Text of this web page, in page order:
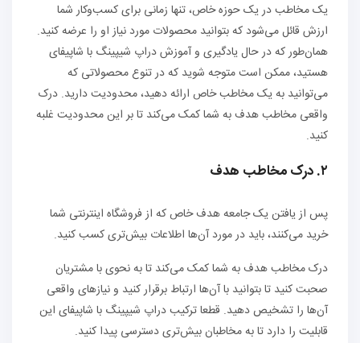
یک مخاطب در یک حوزه خاص، تنها زمانی برای کسب‌وکار شما
ارزش قائل می‌شود که بتوانید محصولات مورد نیاز او را عرضه کنید.
همان‌طور که در حال یادگیری و آموزش دراپ شیپینگ با شاپیفای
هستید، ممکن است متوجه شوید که در تنوع محصولاتی که
می‌توانید به یک مخاطب خاص ارائه دهید، محدودیت دارید. درک
واقعی مخاطب هدف به شما کمک می‌کند تا بر این محدودیت غلبه
کنید.
۲. درک مخاطب هدف
پس از یافتن یک جامعه هدف خاص که از فروشگاه اینترنتی شما
خرید می‌کنند، باید در مورد آن‌ها اطلاعات بیش‌تری کسب کنید.
درک مخاطب هدف به شما کمک می‌کند تا به نحوی با مشتریان
صحبت کنید تا بتوانید با آن‌ها ارتباط برقرار کنید و نیازهای واقعی
آن‌ها را تشخیص دهید. قطعا ترکیب دراپ شیپینگ با شاپیفای این
قابلیت را دارد تا به مخاطبان بیش‌تری دسترسی پیدا کنید.